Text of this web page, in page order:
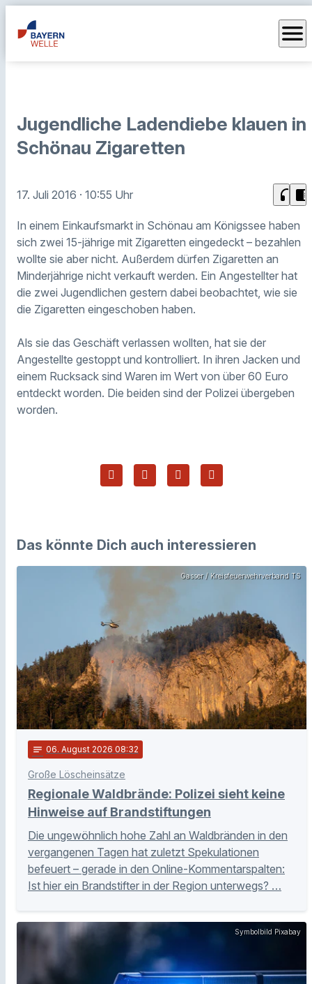
menu
Jugendliche Ladendiebe klauen in
Schönau Zigaretten
17. Juli 2016 · 10:55 Uhr headphones chrome_reader_mode
In einem Einkaufsmarkt in Schönau am Königssee haben
sich zwei 15-jährige mit Zigaretten eingedeckt – bezahlen
wollte sie aber nicht. Außerdem dürfen Zigaretten an
Minderjährige nicht verkauft werden. Ein Angestellter hat
die zwei Jugendlichen gestern dabei beobachtet, wie sie
die Zigaretten eingeschoben haben.
Als sie das Geschäft verlassen wollten, hat sie der
Angestellte gestoppt und kontrolliert. In ihren Jacken und
einem Rucksack sind Waren im Wert von über 60 Euro
entdeckt worden. Die beiden sind der Polizei übergeben
worden.
Das könnte Dich auch interessieren
Gasser / Kreisfeuerwehrverband TS
notes 06. August 2026 08:32
Große Löscheinsätze
Regionale Waldbrände: Polizei sieht keine
Hinweise auf Brandstiftungen
Die ungewöhnlich hohe Zahl an Waldbränden in den
vergangenen Tagen hat zuletzt Spekulationen
befeuert – gerade in den Online-Kommentarspalten:
Ist hier ein Brandstifter in der Region unterwegs? …
Symbolbild Pixabay